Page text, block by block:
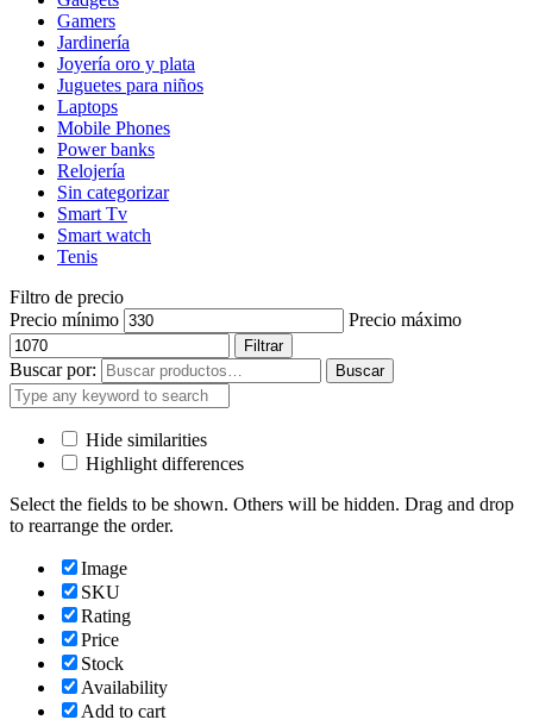
Gamers
Jardinería
Joyería oro y plata
Juguetes para niños
Laptops
Mobile Phones
Power banks
Relojería
Sin categorizar
Smart Tv
Smart watch
Tenis
Filtro de precio
Precio mínimo
Precio máximo
Filtrar
Buscar por: Buscar
Hide similarities
Highlight differences
Select the fields to be shown. Others will be hidden. Drag and drop
to rearrange the order.
Image
SKU
Rating
Price
Stock
Availability
Add to cart